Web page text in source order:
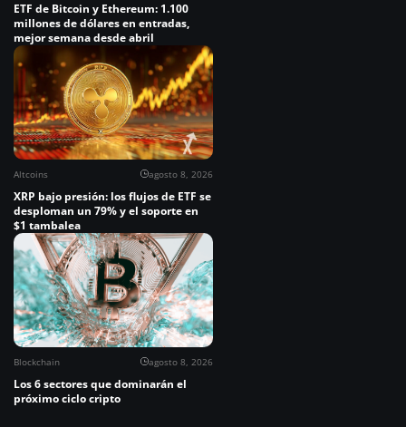
ETF de Bitcoin y Ethereum: 1.100
millones de dólares en entradas,
mejor semana desde abril
Altcoins agosto 8, 2026
XRP bajo presión: los flujos de ETF se
desploman un 79% y el soporte en
$1 tambalea
Blockchain agosto 8, 2026
Los 6 sectores que dominarán el
próximo ciclo cripto